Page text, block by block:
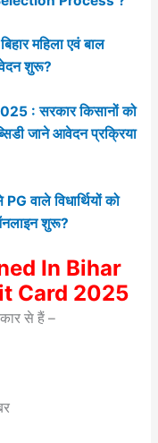
महिला एवं बाल
शुरू?
: सरकार किसानों को
जाने आवेदन प्रक्रिया
वाले विधार्थियों को
शुरू?
In Bihar
Card 2025
से हैं –